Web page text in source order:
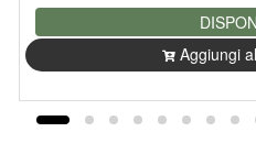
Aggiungi